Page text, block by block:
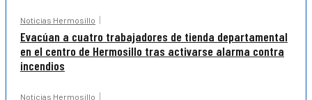
Noticias Hermosillo
Evacúan a cuatro trabajadores de tienda departamental
en el centro de Hermosillo tras activarse alarma contra
incendios
Noticias Hermosillo